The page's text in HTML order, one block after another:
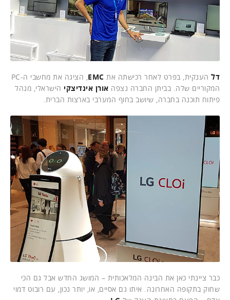
דל הענקית, בפרט לאחר רכישתה את EMC
, הציגה את מחשבי ה-PC
המקוריים שלה. בביתן החברה נצפה אורן אינדיצקי הישראלי, מנהל
פיתוח תוכנה בחברה, שיושב בחוף המערבי בארצות הברית.
כבר ציינתי כאן את הבינה המלאכותית – המושג החדש אבל גם הכי
שחוק בתקופה האחרונה. איתו גם אסיים, או, יותר נכון, עם רובוט דמוי